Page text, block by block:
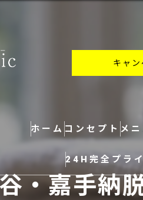
キャン
ホーム コンセプト メ
24H完全プラ
谷・嘉手